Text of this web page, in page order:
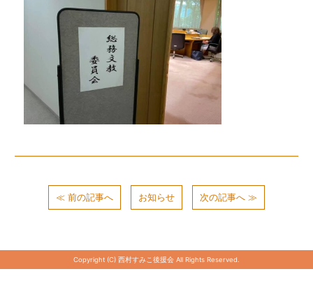
≪ 前の記事へ お知らせ 次の記事へ ≫
Copyright (C) 西村すみこ後援会 All Rights Reserved.